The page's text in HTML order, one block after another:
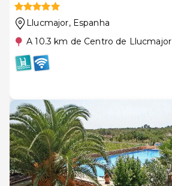
Llucmajor, Espanha
A 10.3 km de Centro de Llucmajor